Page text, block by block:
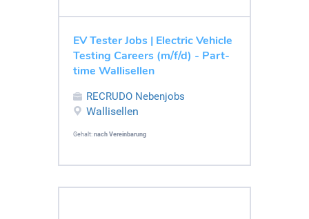
EV Tester Jobs | Electric Vehicle
Testing Careers (m/f/d) - Part-
time Wallisellen
RECRUDO Nebenjobs
Wallisellen
Gehalt: nach Vereinbarung